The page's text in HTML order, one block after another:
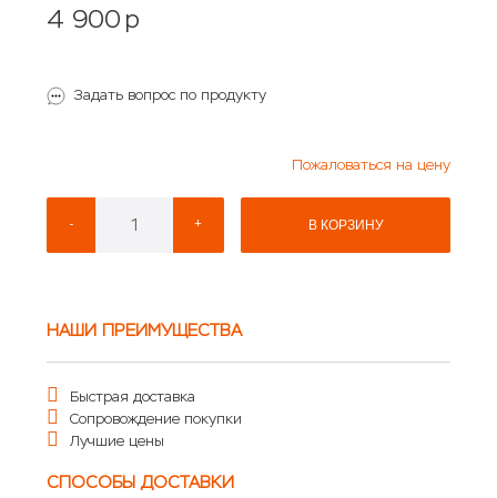
4 900 p
Задать вопрос по продукту
Пожаловаться на цену
- + В КОРЗИНУ
НАШИ ПРЕИМУЩЕСТВА
Быстрая доставка
Сопровождение покупки
Лучшие цены
СПОСОБЫ ДОСТАВКИ